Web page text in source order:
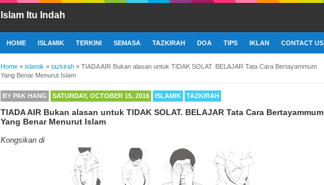
Islam Itu Indah
HOME ISLAMIK TERKINI SEMASA TAZKIRAH DOA TIPS IKLAN CONTACT US
Home » islamik » tazkirah » TIADA AIR Bukan alasan untuk TIDAK SOLAT. BELAJAR Tata Cara Bertayammum
Yang Benar Menurut Islam
BY PAK HANG SATURDAY, OCTOBER 15, 2016 ISLAMIK TAZKIRAH
TIADA AIR Bukan alasan untuk TIDAK SOLAT. BELAJAR Tata Cara Bertayammum
Yang Benar Menurut Islam
Kongsikan di